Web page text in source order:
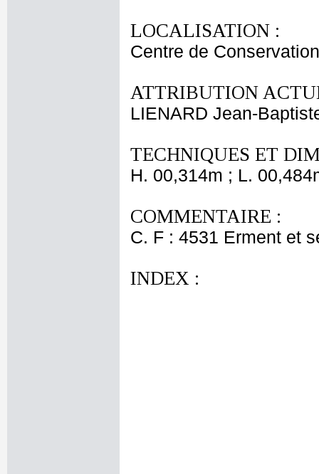
LOCALISATION :
Centre de
ATTRIBUTION
LIENARD Jean-
TECHNIQUES ET
H. 00,314m ; L.
COMMENTAIRE :
C. F : 4531 Erment et
INDEX :